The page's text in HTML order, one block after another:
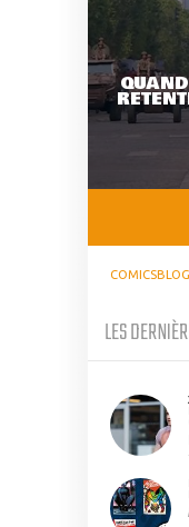
LES